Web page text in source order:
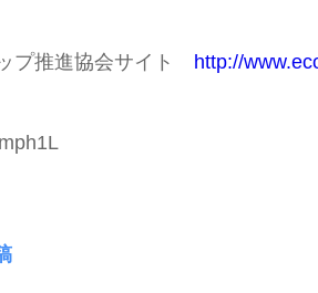
プ推進協会サイト http://